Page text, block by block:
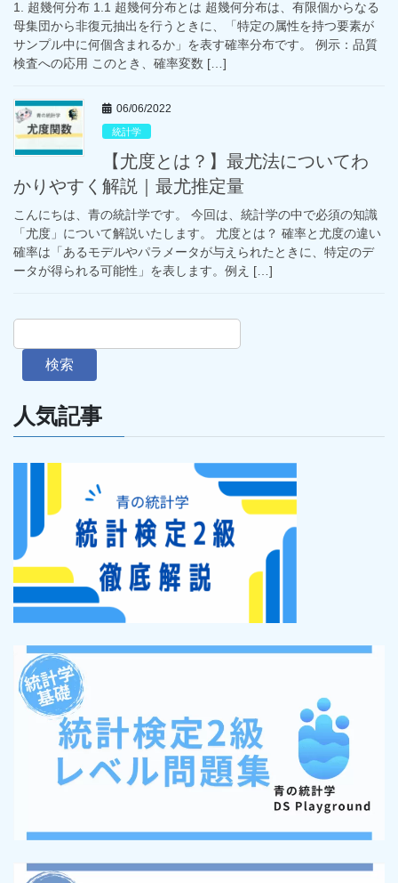
1. 超幾何分布 1.1 超幾何分布とは 超幾何分布は、有限個からなる
母集団から非復元抽出を行うときに、「特定の属性を持つ要素が
サンプル中に何個含まれるか」を表す確率分布です。 例示：品質
検査への応用 このとき、確率変数 […]
06/06/2022
統計学
【尤度とは？】最尤法についてわ
かりやすく解説｜最尤推定量
こんにちは、青の統計学です。 今回は、統計学の中で必須の知識
「尤度」について解説いたします。 尤度とは？ 確率と尤度の違い
確率は「あるモデルやパラメータが与えられたときに、特定のデ
ータが得られる可能性」を表します。例え […]
検索
人気記事